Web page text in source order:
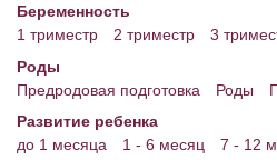
МАМИНА БИБЛИОТЕКА
Имена. Святцы
Энциклопедия беременных
Беременность
1 триместр
2 триместр
3
Роды
Предродовая подготовка
Роды
Развитие ребенка
до 1 месяца
1 - 6 месяц 7 - 12